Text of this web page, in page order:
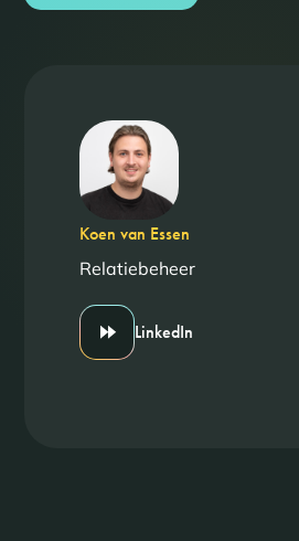
Koen van Essen
Relatiebeheer
LinkedIn